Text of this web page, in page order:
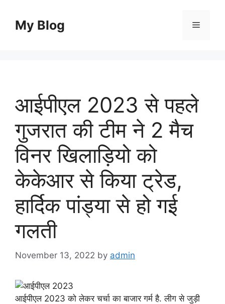
contentMy Blog Menu
आईपीएल 2023 से पहले
गुजरात की टीम ने 2 मैच
विनर खिलाड़ियो को
केकेआर से किया ट्रेड,
हार्दिक पांड्या से हो गई
गलती
November 13, 2022 by admin
आईपीएल 2023 को लेकर चर्चा का बाजार गर्म है. लीग से जुड़ी